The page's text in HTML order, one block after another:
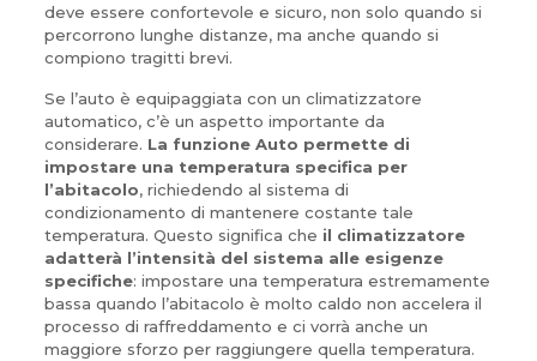
deve essere confortevole e sicuro, non solo quando si
percorrono lunghe distanze, ma anche quando si
compiono tragitti brevi.
Se l’auto è equipaggiata con un climatizzatore
automatico, c’è un aspetto importante da
considerare. La funzione Auto permette di
impostare una temperatura specifica per
l’abitacolo, richiedendo al sistema di
condizionamento di mantenere costante tale
temperatura. Questo significa che il climatizzatore
adatterà l’intensità del sistema alle esigenze
specifiche: impostare una temperatura estremamente
bassa quando l’abitacolo è molto caldo non accelera il
processo di raffreddamento e ci vorrà anche un
maggiore sforzo per raggiungere quella temperatura.